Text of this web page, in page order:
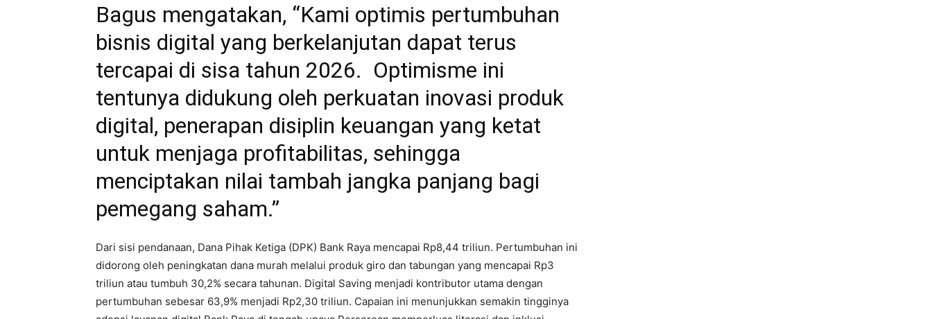
Bagus mengatakan, “Kami optimis pertumbuhan
bisnis digital yang berkelanjutan dapat terus
tercapai di sisa tahun 2026. Optimisme ini
tentunya didukung oleh perkuatan inovasi produk
digital, penerapan disiplin keuangan yang ketat
untuk menjaga profitabilitas, sehingga
menciptakan nilai tambah jangka panjang bagi
pemegang saham.”
Dari sisi pendanaan, Dana Pihak Ketiga (DPK) Bank Raya mencapai Rp8,44 triliun. Pertumbuhan ini
didorong oleh peningkatan dana murah melalui produk giro dan tabungan yang mencapai Rp3
triliun atau tumbuh 30,2% secara tahunan. Digital Saving menjadi kontributor utama dengan
pertumbuhan sebesar 63,9% menjadi Rp2,30 triliun. Capaian ini menunjukkan semakin tingginya